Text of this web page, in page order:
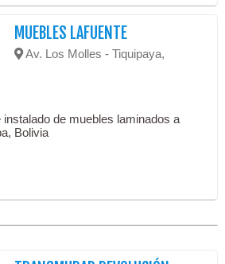
MUEBLES LAFUENTE
Av. Los Molles - Tiquipaya,
de muebles laminados a
Bolivia